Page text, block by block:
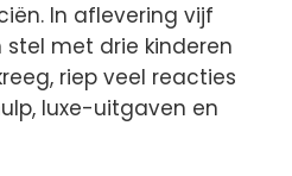
In aflevering vijf
met drie kinderen
riep veel reacties
luxe-uitgaven en